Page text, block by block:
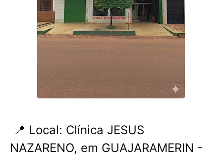
📍 Local: Clínica JESUS ​​
NAZARENO, em GUAJARAMERIN -